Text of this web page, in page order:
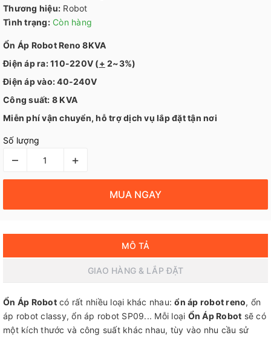
Thương hiệu: Robot
Tình trạng: Còn hàng
Ổn Áp Robot Reno 8KVA
Điện áp ra: 110-220V (+ 2~3%)
Điện áp vào: 40-240V
Công suất: 8 KVA
Miễn phí vận chuyển, hỗ trợ dịch vụ lắp đặt tận nơi
Số lượng
– +
MUA NGAY
MÔ TẢ
GIAO HÀNG & LẮP ĐẶT
Ổn Áp Robotcó rất nhiều loại khác nhau:ổn áp robot reno, ổn
áp robot classy, ổn áp robot SP09... Mỗi loại Ổn Áp Robot sẽ có
một kích thước và công suất khác nhau, tùy vào nhu cầu sử